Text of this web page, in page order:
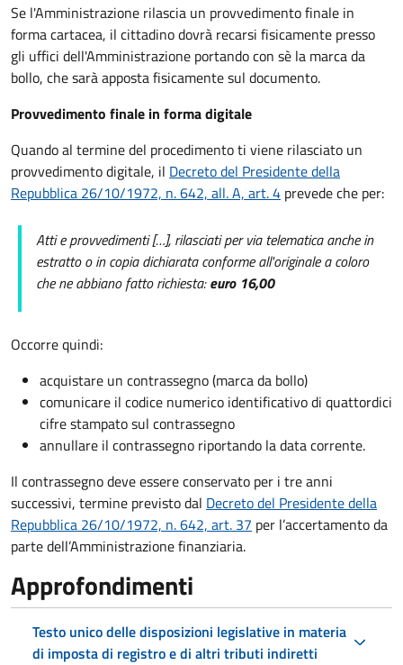
Se l'Amministrazione rilascia un provvedimento finale in
forma cartacea, il cittadino dovrà recarsi fisicamente presso
gli uffici dell'Amministrazione portando con sè la marca da
bollo, che sarà apposta fisicamente sul documento.
Provvedimento finale in forma digitale
Quando al termine del procedimento ti viene rilasciato un
provvedimento digitale, il Decreto del Presidente della
Repubblica 26/10/1972, n. 642, all. A, art. 4 prevede che per:
Atti e provvedimenti […], rilasciati per via telematica anche in
estratto o in copia dichiarata conforme all'originale a coloro
che ne abbiano fatto richiesta:euro 16,00
Occorre quindi:
acquistare un contrassegno (marca da bollo)
comunicare il codice numerico identificativo di quattordici
cifre stampato sul contrassegno
annullare il contrassegno riportando la data corrente.
Il contrassegno deve essere conservato per i tre anni
successivi, termine previsto dal Decreto del Presidente della
Repubblica 26/10/1972, n. 642, art. 37 per l’accertamento da
parte dell’Amministrazione finanziaria.
Approfondimenti
Testo unico delle disposizioni legislative in materia
di imposta di registro e di altri tributi indiretti